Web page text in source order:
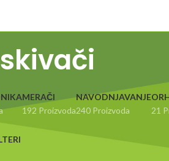
MERAČI
192 Proizvoda
NAVODNJAVANJE
240 Proizvoda
21